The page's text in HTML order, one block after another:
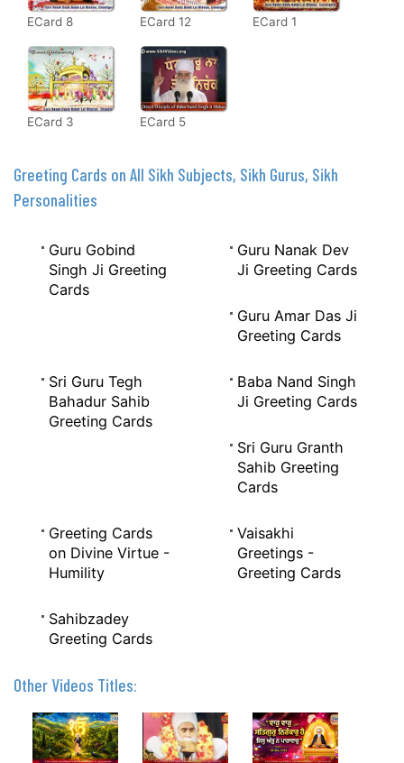
ECard 8 ECard 12 ECard 1
ECard 3 ECard 5
Greeting Cards on All Sikh Subjects, Sikh Gurus, Sikh
Personalities
Guru Gobind
Singh Ji Greeting
Cards
Guru Nanak Dev
Ji Greeting Cards
Guru Amar Das Ji
Greeting Cards
Sri Guru Tegh
Bahadur Sahib
Greeting Cards
Baba Nand Singh
Ji Greeting Cards
Sri Guru Granth
Sahib Greeting
Cards
Greeting Cards
on Divine Virtue -
Humility
Vaisakhi
Greetings -
Greeting Cards
Sahibzadey
Greeting Cards
Other Videos Titles: